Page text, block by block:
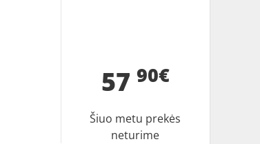
57 90€
Šiuo metu prekės
neturime